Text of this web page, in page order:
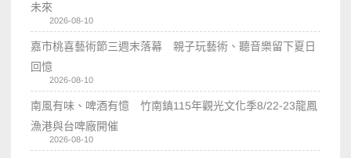
未來
2026-08-10
嘉市桃喜藝術節三週末落幕 親子玩藝術、聽音樂留下夏日
回憶
2026-08-10
南風有味、啤酒有憶 竹南鎮115年觀光文化季8/22-23龍鳳
漁港與台啤廠開催
2026-08-10